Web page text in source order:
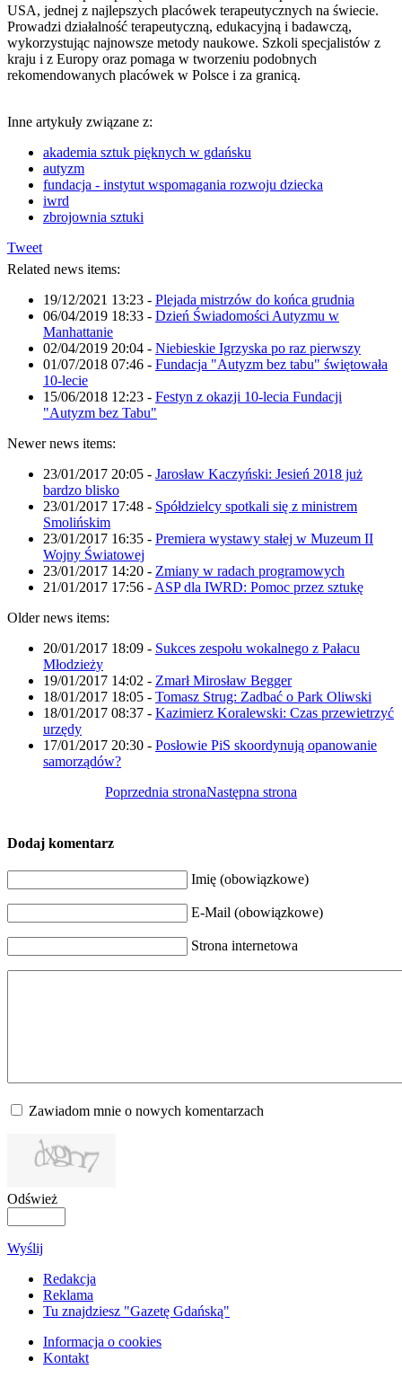
USA, jednej z najlepszych placówek terapeutycznych na świecie.
Prowadzi działalność terapeutyczną, edukacyjną i badawczą,
wykorzystując najnowsze metody naukowe. Szkoli specjalistów z
kraju i z Europy oraz pomaga w tworzeniu podobnych
rekomendowanych placówek w Polsce i za granicą.
Inne artykuły związane z:
akademia sztuk pięknych w gdańsku
autyzm
fundacja - instytut wspomagania rozwoju dziecka
iwrd
zbrojownia sztuki
Tweet
Related news items:
19/12/2021 13:23 - Plejada mistrzów do końca grudnia
06/04/2019 18:33 - Dzień Świadomości Autyzmu w
Manhattanie
02/04/2019 20:04 - Niebieskie Igrzyska po raz pierwszy
01/07/2018 07:46 - Fundacja "Autyzm bez tabu" świętowała
10-lecie
15/06/2018 12:23 - Festyn z okazji 10-lecia Fundacji
"Autyzm bez Tabu"
Newer news items:
23/01/2017 20:05 - Jarosław Kaczyński: Jesień 2018 już
bardzo blisko
23/01/2017 17:48 - Spółdzielcy spotkali się z ministrem
Smolińskim
23/01/2017 16:35 - Premiera wystawy stałej w Muzeum II
Wojny Światowej
23/01/2017 14:20 - Zmiany w radach programowych
21/01/2017 17:56 - ASP dla IWRD: Pomoc przez sztukę
Older news items:
20/01/2017 18:09 - Sukces zespołu wokalnego z Pałacu
Młodzieży
19/01/2017 14:02 - Zmarł Mirosław Begger
18/01/2017 18:05 - Tomasz Strug: Zadbać o Park Oliwski
18/01/2017 08:37 - Kazimierz Koralewski: Czas przewietrzyć
urzędy
17/01/2017 20:30 - Posłowie PiS skoordynują opanowanie
samorządów?
Poprzednia stronaNastępna strona
Dodaj komentarz
Imię (obowiązkowe)
E-Mail (obowiązkowe)
Strona internetowa
Zawiadom mnie o nowych komentarzach
Odśwież
Wyślij
Redakcja
Reklama
Tu znajdziesz "Gazetę Gdańską"
Informacja o cookies
Kontakt